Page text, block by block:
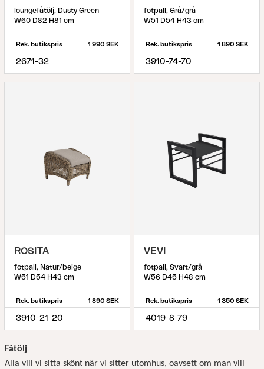
loungefåtölj, Dusty Green
W60 D82 H81 cm
Rek. butikspris 1 990 SEK
2671-32
fotpall, Grå/grå
W51 D54 H43 cm
Rek. butikspris 1 890 SEK
3910-74-70
ROSITA
fotpall, Natur/beige
W51 D54 H43 cm
Rek. butikspris 1 890 SEK
3910-21-20
VEVI
fotpall, Svart/grå
W56 D45 H48 cm
Rek. butikspris 1 350 SEK
4019-8-79
Fåtölj
Alla vill vi sitta skönt när vi sitter utomhus, oavsett om man vill